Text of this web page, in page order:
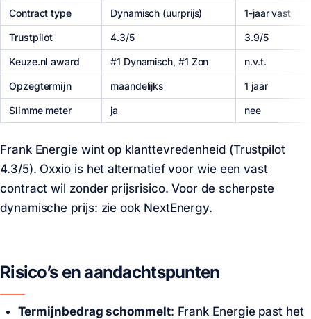
Contract type Dynamisch (uurprijs) 1-jaar vast
Trustpilot 4.3/5 3.9/5
Keuze.nl award #1 Dynamisch, #1 Zon n.v.t.
Opzegtermijn maandelijks 1 jaar
Slimme meter ja nee
Frank Energie wint op klanttevredenheid (Trustpilot
4.3/5). Oxxio is het alternatief voor wie een vast
contract wil zonder prijsrisico. Voor de scherpste
dynamische prijs: zie ook NextEnergy.
Risico’s en aandachtspunten
Termijnbedrag schommelt: Frank Energie past het